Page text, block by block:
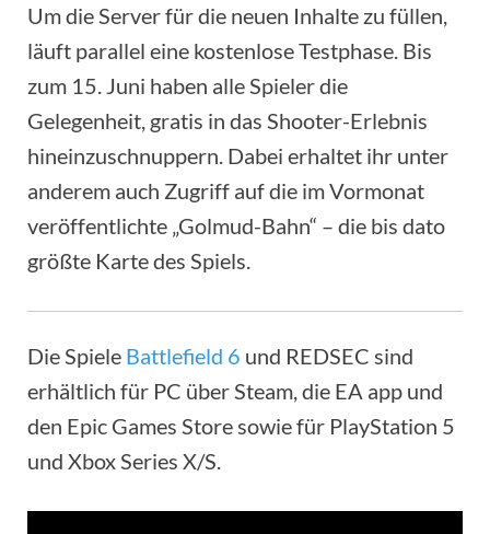
Um die Server für die neuen Inhalte zu füllen,
läuft parallel eine kostenlose Testphase. Bis
zum 15. Juni haben alle Spieler die
Gelegenheit, gratis in das Shooter-Erlebnis
hineinzuschnuppern. Dabei erhaltet ihr unter
anderem auch Zugriff auf die im Vormonat
veröffentlichte „Golmud-Bahn“ – die bis dato
größte Karte des Spiels.
Die Spiele Battlefield 6 und REDSEC sind
erhältlich für PC über Steam, die EA app und
den Epic Games Store sowie für PlayStation 5
und Xbox Series X/S.